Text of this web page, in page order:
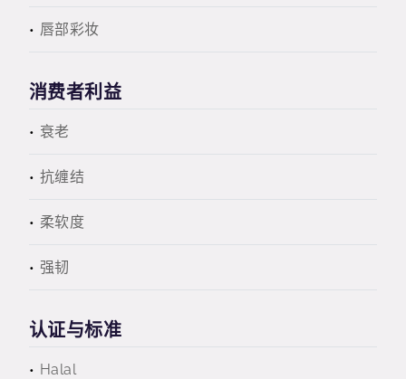
唇部彩妆
消费者利益
衰老
抗缠结
柔软度
强韧
认证与标准
Halal